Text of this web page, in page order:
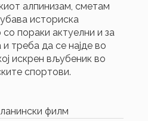
алпинизам, сметам
историска
пораки актуелни и за
треба да се најде во
искрен вљубеник во
спортови.
филм